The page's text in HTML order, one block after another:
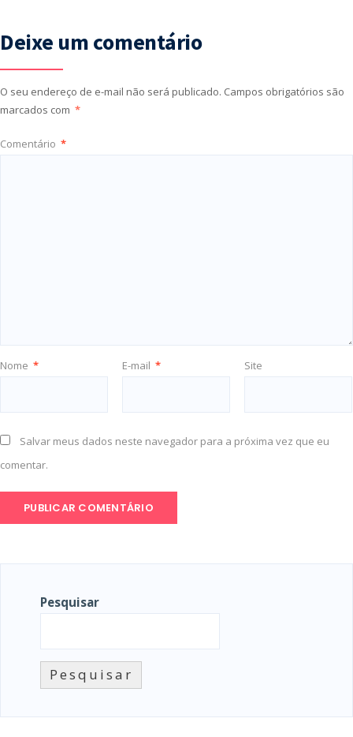
Deixe um comentário
O seu endereço de e-mail não será publicado. Campos obrigatórios são
marcados com *
Comentário *
Nome * E-mail * Site
Salvar meus dados neste navegador para a próxima vez que eu
comentar.
Pesquisar
Pesquisar